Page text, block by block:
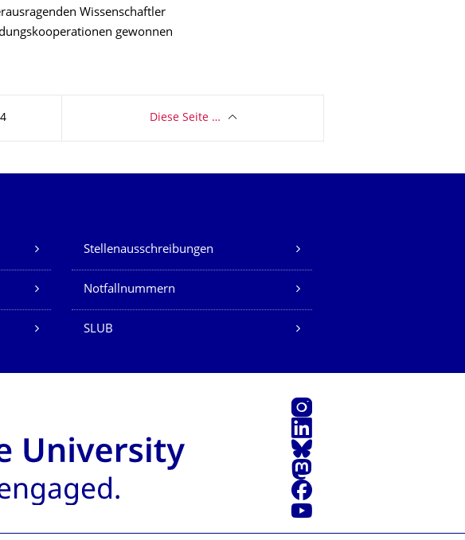
Wissenschaftler
gewonnen
Diese Seite …
Stellenausschreibungen
Notfallnummern
SLUB
Instagram
LinkedIn
Bluesky
Mastodon
Facebook
Youtube